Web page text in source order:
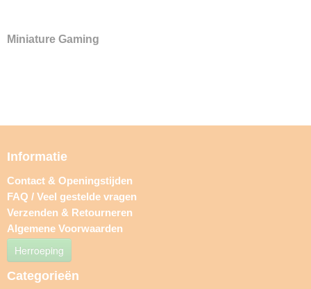
Miniature Gaming
Informatie
Contact & Openingstijden
FAQ / Veel gestelde vragen
Verzenden & Retourneren
Algemene Voorwaarden
Herroeping
Categorieën